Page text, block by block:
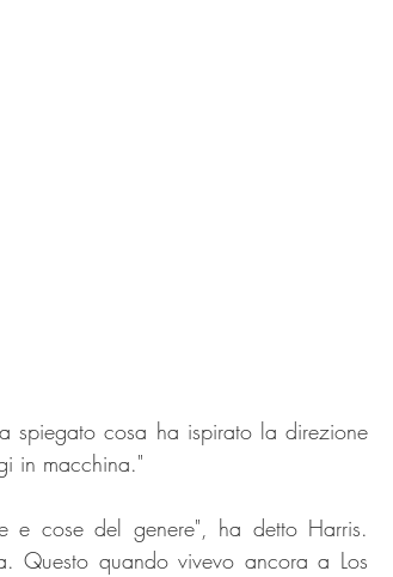
spiegato cosa ha ispirato la direzione
in macchina."
cose del genere", ha detto Harris.
Questo quando vivevo ancora a Los